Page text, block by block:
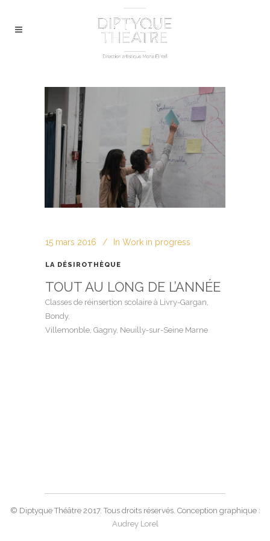
15 mars 2016 In Work in progress
LA DÉSIROTHÈQUE
TOUT AU LONG DE L’ANNÉE
Classes de réinsertion scolaire à Livry-Gargan,
Bondy,
Villemonble, Gagny, Neuilly-sur-Seine Marne
© Diptyque Théâtre 2017. Tous droits réservés. Conception graphique :
Audrey Lorel